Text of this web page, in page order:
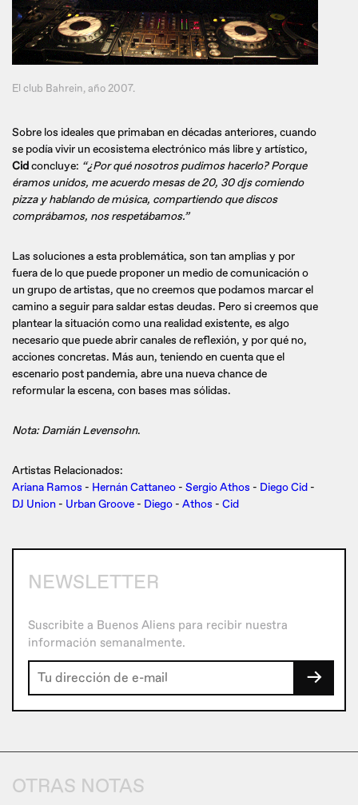
El club Bahrein, año 2007.
Sobre los ideales que primaban en décadas anteriores, cuando
se podía vivir un ecosistema electrónico más libre y artístico,
Cidconcluye: “¿Por qué nosotros pudimos hacerlo? Porque
éramos unidos, me acuerdo mesas de 20, 30 djs comiendo
pizza y hablando de música, compartiendo que discos
comprábamos, nos respetábamos.”
Las soluciones a esta problemática, son tan amplias y por
fuera de lo que puede proponer un medio de comunicación o
un grupo de artistas, que no creemos que podamos marcar el
camino a seguir para saldar estas deudas. Pero si creemos que
plantear la situación como una realidad existente, es algo
necesario que puede abrir canales de reflexión, y por qué no,
acciones concretas. Más aun, teniendo en cuenta que el
escenario post pandemia, abre una nueva chance de
reformular la escena, con bases mas sólidas.
Nota: Damián Levensohn.
Artistas Relacionados:
Ariana Ramos - Hernán Cattaneo - Sergio Athos - Diego Cid -
DJ Union - Urban Groove - Diego - Athos - Cid
NEWSLETTER
Suscribite a Buenos Aliens para recibir nuestra
información semanalmente.
→
OTRAS NOTAS